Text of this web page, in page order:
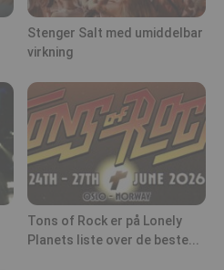
Stenger Salt med umiddelbar
virkning
Tons of Rock er på Lonely
Planets liste over de beste...